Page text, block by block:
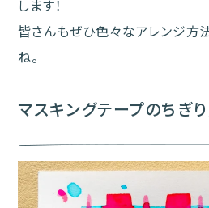
します！
皆さんもぜひ色々なアレンジ方
ね。
マスキングテープのちぎ